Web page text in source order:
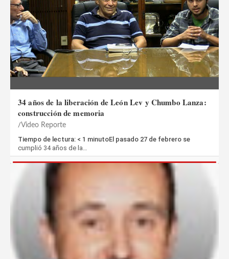
34 años de la liberación de León Lev y Chumbo Lanza:
construcción de memoria
Video Reporte
Tiempo de lectura: < 1 minutoEl pasado 27 de febrero se
cumplió 34 años de la…